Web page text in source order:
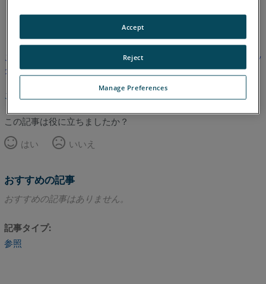
英語
この記事は翻訳されていません。英語版を見るにはここをクリッ
クしてください。
このページのトップへ
この記事は役に立ちましたか？
はい
いいえ
おすすめの記事
おすすめの記事はありません。
記事タイプ
参照
Manage Preferences
Reject
Accept